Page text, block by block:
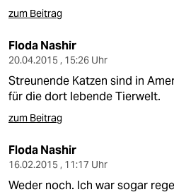
zum Beitrag
Floda Nashir
20.04.2015 , 15:26 Uhr
Streunende Katzen sind in
für die dort lebende Tierwelt.
zum Beitrag
Floda Nashir
16.02.2015 , 11:17 Uhr
Weder noch. Ich war sogar